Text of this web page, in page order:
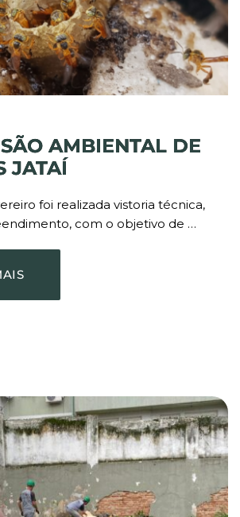
AMBIENTAL DE
JATAÍ
foi realizada vistoria técnica,
com o objetivo de …